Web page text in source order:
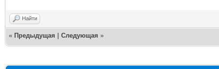
Найти
« Предыдущая Следующая »